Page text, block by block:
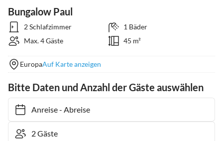
Bungalow Paul
2 Schlafzimmer
1 Bäder
Max. 4 Gäste
45 m²
EuropaAuf Karte anzeigen
Bitte Daten und Anzahl der Gäste auswählen
Anreise- Abreise